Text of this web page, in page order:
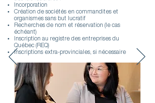
Incorporation
Création de sociétés en commandites et
organismes sans but lucratif
Recherches de nom et réservation (le cas
échéant)
Inscription au registre des entreprises du
Québec (REQ)
Inscriptions extra-provinciales, si nécessaire